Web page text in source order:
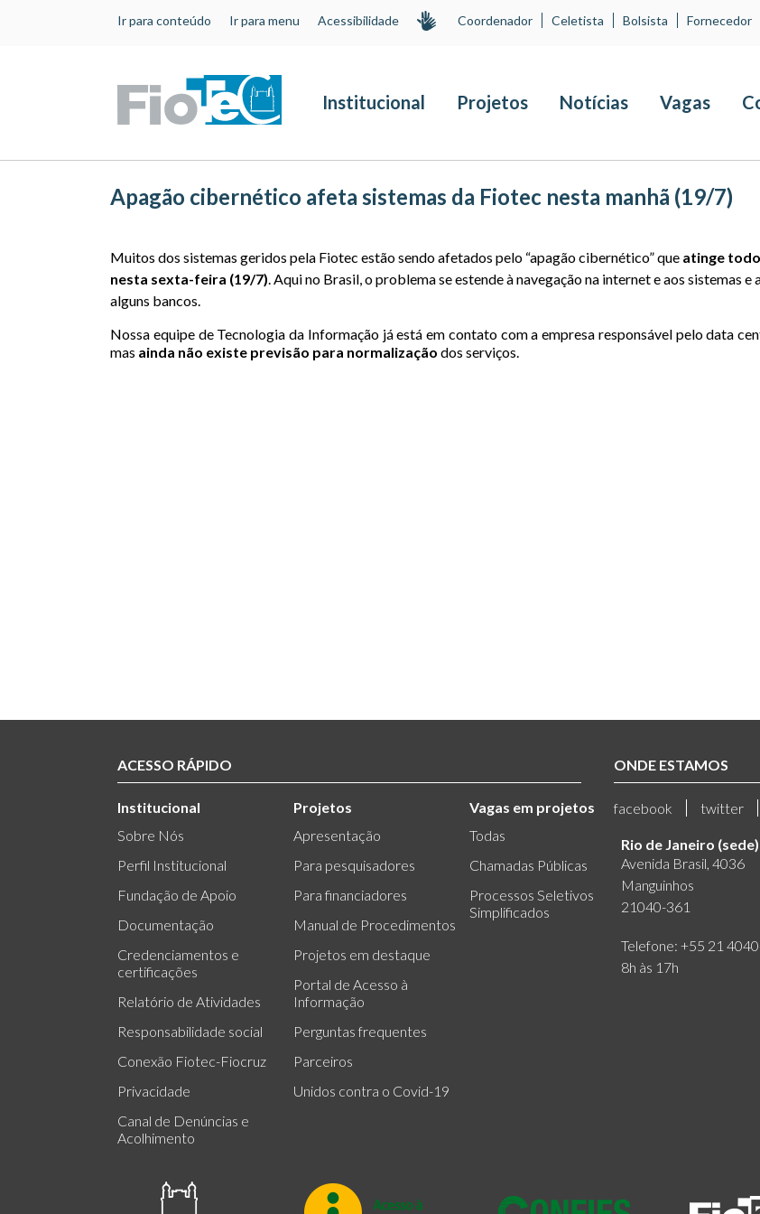
Ir para conteúdo Ir para menu Acessibilidade Coordenador Celetista Bolsista Fornecedor
Institucional Projetos Notícias Vagas
Apagão cibernético afeta sistemas da Fiotec nesta manhã (19/7)
Muitos dos sistemas geridos pela Fiotec estão sendo afetados pelo “apagão cibernético” que atinge
nesta sexta-feira (19/7). Aqui no Brasil, o problema se estende à navegação na internet e aos sistemas e
alguns bancos.
Nossa equipe de Tecnologia da Informação já está em contato com a empresa responsável pelo data
mas ainda não existe previsão para normalização dos serviços.
ACESSO RÁPIDO
Institucional
Sobre Nós
Perfil Institucional
Fundação de Apoio
Documentação
Credenciamentos e
certificações
Relatório de Atividades
Responsabilidade social
Conexão Fiotec-Fiocruz
Privacidade
Canal de Denúncias e
Acolhimento
Projetos
Apresentação
Para pesquisadores
Para financiadores
Manual de Procedimentos
Projetos em destaque
Portal de Acesso à
Informação
Perguntas frequentes
Parceiros
Unidos contra o Covid-19
Vagas em projetos
Todas
Chamadas Públicas
Processos Seletivos
Simplificados
ONDE ESTAMOS
facebook twitter
Rio de Janeiro (sede)
Avenida Brasil, 4036
Manguinhos
21040-361
Telefone: +55 21
8h às 17h